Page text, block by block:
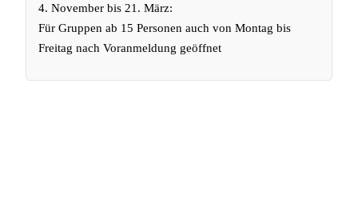
4. November bis 21. März:
Für Gruppen ab 15 Personen auch von Montag bis
Freitag nach Voranmeldung geöffnet